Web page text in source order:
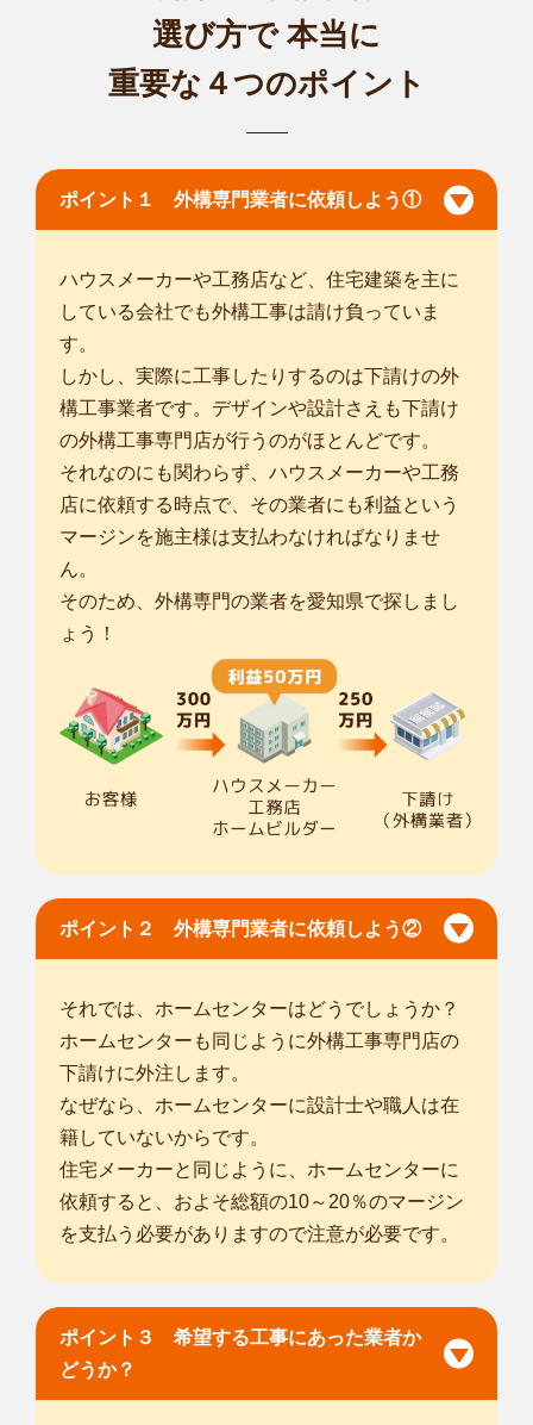
選び方で本当に
重要な４つのポイント
ポイント１ 外構専門業者に依頼しよう①
ハウスメーカーや工務店など、住宅建築を主に
している会社でも外構工事は請け負っていま
す。
しかし、実際に工事したりするのは下請けの外
構工事業者です。デザインや設計さえも下請け
の外構工事専門店が行うのがほとんどです。
それなのにも関わらず、ハウスメーカーや工務
店に依頼する時点で、その業者にも利益という
マージンを施主様は支払わなければなりませ
ん。
そのため、外構専門の業者を愛知県で探しまし
ょう！
ポイント２ 外構専門業者に依頼しよう②
それでは、ホームセンターはどうでしょうか？
ホームセンターも同じように外構工事専門店の
下請けに外注します。
なぜなら、ホームセンターに設計士や職人は在
籍していないからです。
住宅メーカーと同じように、ホームセンターに
依頼すると、およそ総額の10～20％のマージン
を支払う必要がありますので注意が必要です。
ポイント３ 希望する工事にあった業者か
どうか？